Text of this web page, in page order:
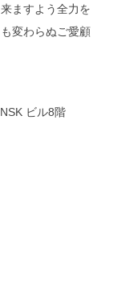
ますよう全力を
変わらぬご愛顧
ビル8階